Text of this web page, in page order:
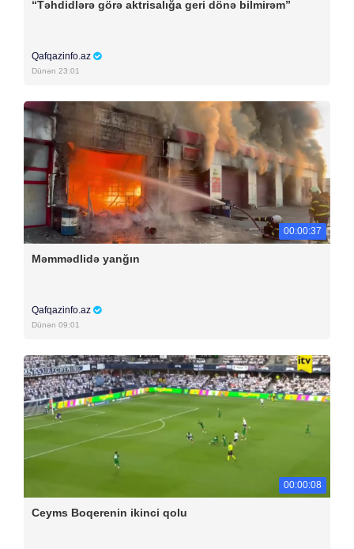
“Təhdidlərə görə aktrisalığa geri dönə bilmirəm”
Qafqazinfo.az
Dünən 23:01
00:00:37
Məmmədlidə yanğın
Qafqazinfo.az
Dünən 09:01
00:00:08
Ceyms Boqerenin ikinci qolu